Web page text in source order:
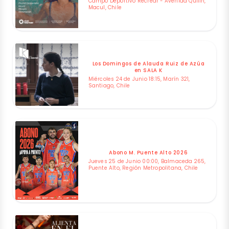
Macul, Chile
Los Domingos de Alauda Ruiz de Azúa
en SALA K
Miércoles 24 de Junio 18:15, Marín 321,
Santiago, Chile
Abono M. Puente Alto 2026
Jueves 25 de Junio 00:00, Balmaceda 265,
Puente Alto, Región Metropolitana, Chile